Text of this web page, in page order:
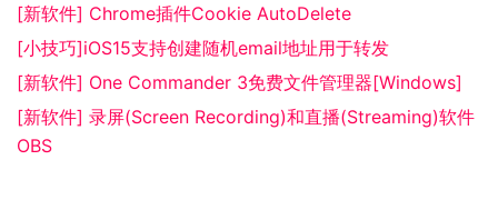
[新软件] Chrome插件Cookie AutoDelete
[小技巧]iOS15支持创建随机email地址用于转发
[新软件] One Commander 3免费文件管理器[Windows]
[新软件] 录屏(Screen Recording)和直播(Streaming)软件
OBS